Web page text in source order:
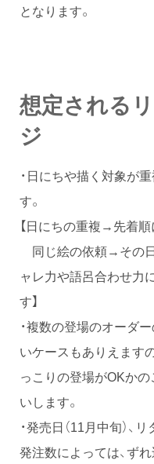
となります。
想定される
ジ
・日にちや描く対象が
す。
【日にちの重複→先着順
同じ絵の依頼→その
ャレ力や語呂合わせ力
す】
・複数の登場のオーダ
いケースもありえます
っこりの登場がOKか
いします。
・発売日（11月中旬）、
発注数によっては、ず